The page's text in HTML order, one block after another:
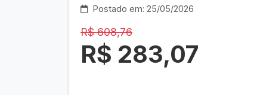
Postado em: 25/05/2026
R$ 608,76
R$ 283,07